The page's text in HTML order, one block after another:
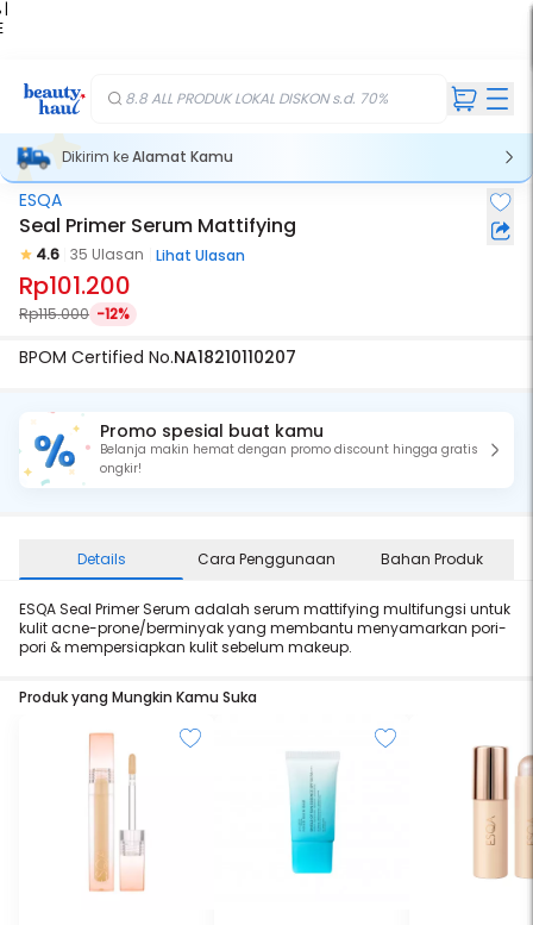
|
8.8 ALL PRODUK LOKAL DISKON s.d. 70%
Dikirim keAlamat Kamu
ESQA
Seal Primer Serum Mattifying
4.6 35 Ulasan Lihat Ulasan
Rp101.200
Rp115.000 -12%
BPOM Certified No.NA18210110207
Promo spesial buat kamu
Belanja makin hemat dengan promo discount hingga gratis
ongkir!
Details Cara Penggunaan Bahan Produk
ESQA Seal Primer Serum adalah serum mattifying multifungsi untuk
kulit acne-prone/berminyak yang membantu menyamarkan pori-
pori & mempersiapkan kulit sebelum makeup.
Produk yang Mungkin Kamu Suka